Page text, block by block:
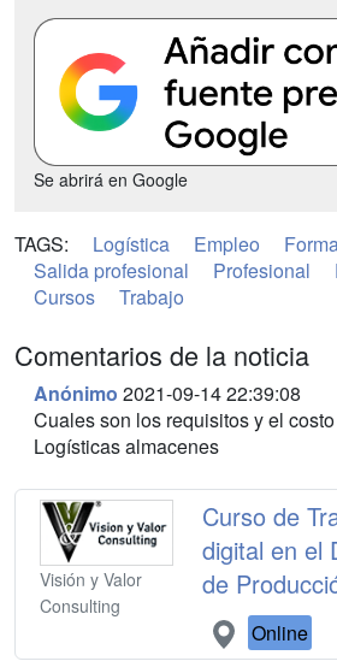
Se abrirá en Google
TAGS: Logística Empleo
Salida profesional
Profesional
Cursos
Trabajo
Comentarios de la noticia
Anónimo 2021-09-14 22:39:08
Cuales son los requisitos y el
Logísticas almacenes
Visión y Valor
Consulting
Curso de
digital en el
de
Online